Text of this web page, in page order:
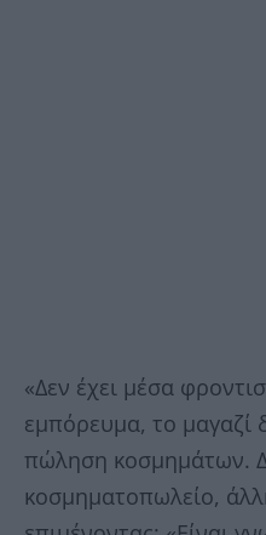
«Δεν έχει μέσα
εμπόρευμα, το μαγαζί
πώληση κοσμημάτων.
κοσμηματοπωλείο,